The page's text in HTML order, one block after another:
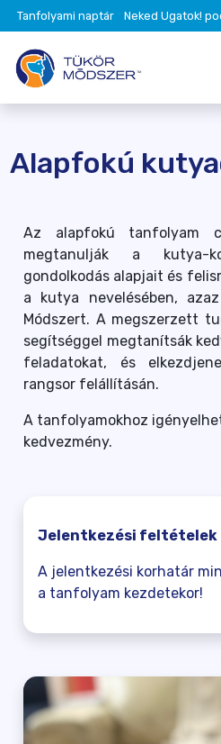
Tanfolyami naptár Neked Ugatok!
Alapfokú
Az alapfokú tanfolyam
megtanulják a kutya-
gondolkodás alapjait és
a kutya nevelésében,
Módszert. A megszerzett
segítséggel megtanítsák
feladatokat, és
rangsor felállításán.
A tanfolyamokhoz
kedvezmény.
Jelentkezési feltételek
A jelentkezési korhatár
a tanfolyam kezdetekor!